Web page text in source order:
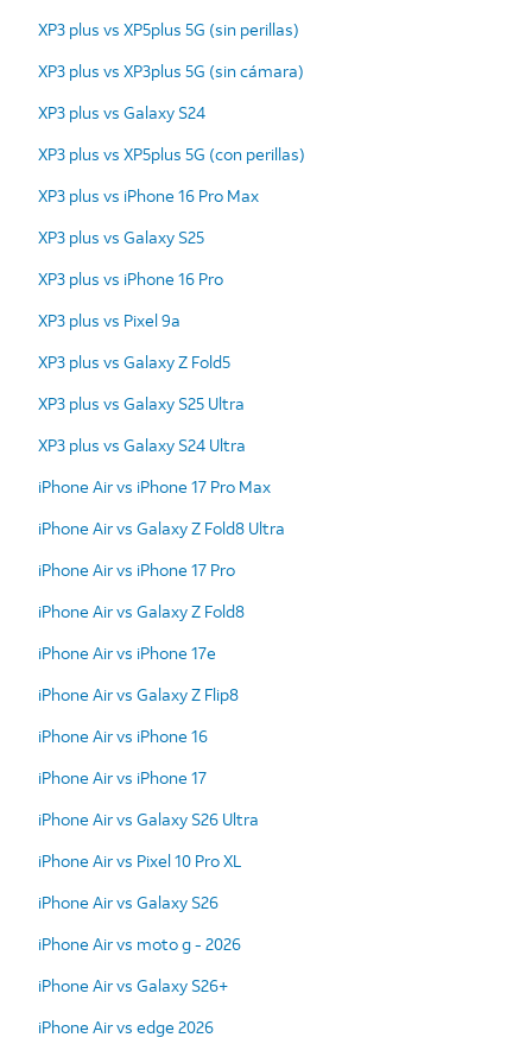
XP3 plus vs XP5plus 5G (sin perillas)
XP3 plus vs XP3plus 5G (sin cámara)
XP3 plus vs Galaxy S24
XP3 plus vs XP5plus 5G (con perillas)
XP3 plus vs iPhone 16 Pro Max
XP3 plus vs Galaxy S25
XP3 plus vs iPhone 16 Pro
XP3 plus vs Pixel 9a
XP3 plus vs Galaxy Z Fold5
XP3 plus vs Galaxy S25 Ultra
XP3 plus vs Galaxy S24 Ultra
iPhone Air vs iPhone 17 Pro Max
iPhone Air vs Galaxy Z Fold8 Ultra
iPhone Air vs iPhone 17 Pro
iPhone Air vs Galaxy Z Fold8
iPhone Air vs iPhone 17e
iPhone Air vs Galaxy Z Flip8
iPhone Air vs iPhone 16
iPhone Air vs iPhone 17
iPhone Air vs Galaxy S26 Ultra
iPhone Air vs Pixel 10 Pro XL
iPhone Air vs Galaxy S26
iPhone Air vs moto g - 2026
iPhone Air vs Galaxy S26+
iPhone Air vs edge 2026